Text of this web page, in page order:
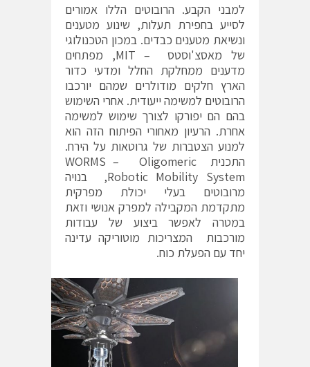
למבני הקבע. הרובוטים הללו אמורים
לסייע בחפירת תעלות, שינוע מטענים
ונשיאת מטענים כבדים. במכון הטכנולוגי
של מאסצ'וסטס – MIT, מפתחים
מדענים ממחלקת החלל ומדעי כדור
הארץ חלקים מודולרים שמהם יורכבו
הרובוטים למשימה ייעודית. אחרי השימוש
בהם הם יפורקו לצורך שימוש למשימה
אחרת. הרעיון מאחורי הפיתוח הזה הוא
למנוע הצטברות של גרוטאות על הירח.
התכנית WORMS – Oligomeric
Robotic Mobility System, בנויה
מרובוטים בעלי יכולת מפרקית
מתקדמת המקבילה למפרק אנושי וזאת
במטרה לאפשר ביצוע של עבודות
מורכבות המצריכות מוטוריקה עדינה
יחד עם הפעלת כוח.